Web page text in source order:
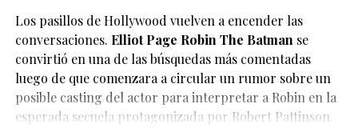
Glenn Close .
han convertido el clip en uno de los contenidos virales
del momento.
Los pasillos de Hollywood vuelven a encender las
conversaciones. Elliot Page Robin The Batmanse
convirtió en una de las búsquedas más comentadas
luego de que comenzara a circular un rumor sobre un
posible casting del actor para interpretar a Robin en la
esperada secuela protagonizada por Robert Pattinson.